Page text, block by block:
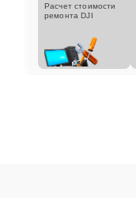
Расчет стоимости
ремонта DJI